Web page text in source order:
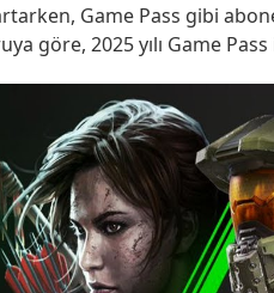
Game Pass gibi
göre, 2025 yılı Game